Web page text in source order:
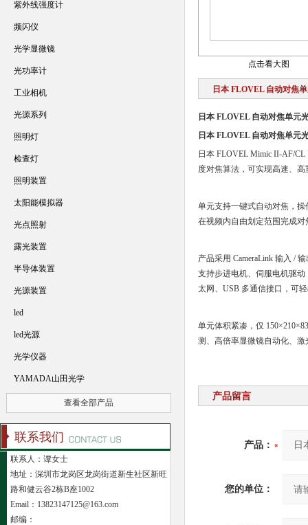
点击看大图
日本 FLOVEL 自动对焦
日本 FLOVEL 自动对焦单元
日本 FLOVEL 自动对焦单元
日本 FLOVEL Mimic II-AF/
度对焦算法，可实现高速、
单元支持一键式自动对焦，
在视频内自由划定范围完成
产品采用 CameraLink 输入 /
支持步进电机、伺服电机驱
太网、USB 多通信接口，可
单元体积紧凑，仅
测、高倍率显微镜自动化、
产品留言
产品：
您的单位：
紫外线强度计
频闪仪
光学显微镜
光功率计
工业相机
光源系列
照明灯
检查灯
照明装置
太阳能模拟器
光点照射
露光装置
半导体装置
光源装置
led
led光源
光学仪器
YAMADA山田光学
查看全部产品
联系我们
联系人：谭女士
地址：深圳市龙岗区龙岗街道新生社区新旺
路和健云谷2栋B座1002
Email：13823147125@163.com
邮编：